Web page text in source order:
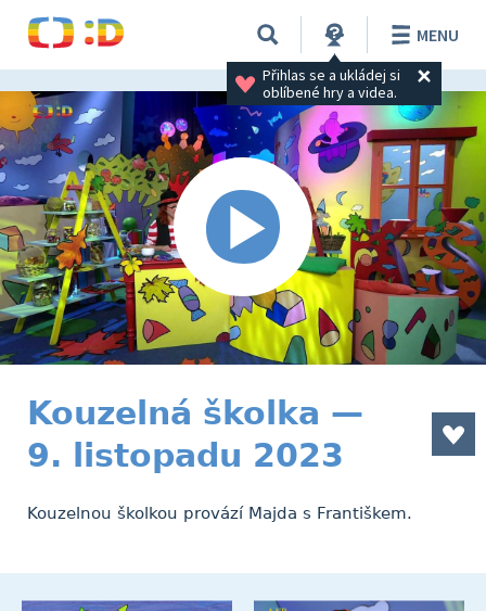
Přihlas se a ukládej si
oblíbené hry a videa.
MENU
Kouzelná školka —
9. listopadu 2023
Kouzelnou školkou provází Majda s Františkem.